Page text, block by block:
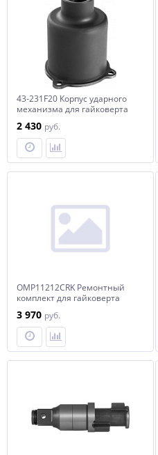
43-231F20 Корпус ударного
механизма для гайковерта
2 430 руб.
OMP11212CRK Ремонтный
комплект для гайковерта
OMP11212C
3 970 руб.